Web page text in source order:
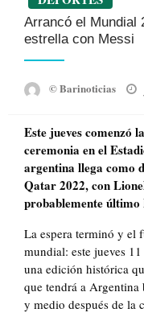
Arrancó el Mundial
estrella con Messi
© Barinoticias
Este jueves comenzó
ceremonia en el
argentina llega como
Qatar 2022, con
probablemente último
La espera terminó y el
mundial: este jueves
una edición histórica
que tendrá a Argentina
y medio después de la